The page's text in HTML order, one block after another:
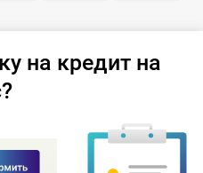
на кредит на